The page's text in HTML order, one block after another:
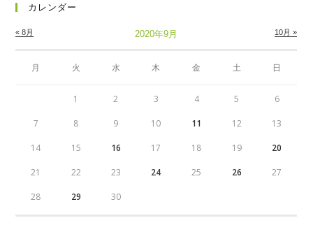
カレンダー
2020年9月
月 火 水 木 金 土 日
« 8月 10月 »
1 2 3 4 5 6
7 8 9 10 11 12 13
14 15 16 17 18 19 20
21 22 23 24 25 26 27
28 29 30